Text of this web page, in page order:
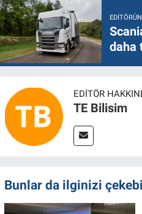
daha
EDITÖR
TE Bilisim
Bunlar da ilginizi